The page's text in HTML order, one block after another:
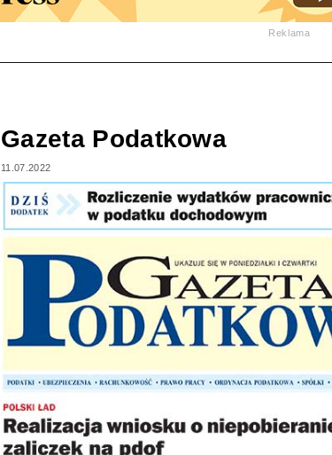
Reklama
Gazeta Podatkowa
11.07.2022